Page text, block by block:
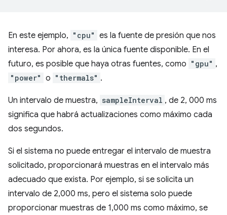
En este ejemplo, "cpu" es la fuente de presión que nos
interesa. Por ahora, es la única fuente disponible. En el
futuro, es posible que haya otras fuentes, como "gpu" ,
"power" o "thermals" .
Un intervalo de muestra, sampleInterval , de 2, 000 ms
significa que habrá actualizaciones como máximo cada
dos segundos.
Si el sistema no puede entregar el intervalo de muestra
solicitado, proporcionará muestras en el intervalo más
adecuado que exista. Por ejemplo, si se solicita un
intervalo de 2,000 ms, pero el sistema solo puede
proporcionar muestras de 1,000 ms como máximo, se